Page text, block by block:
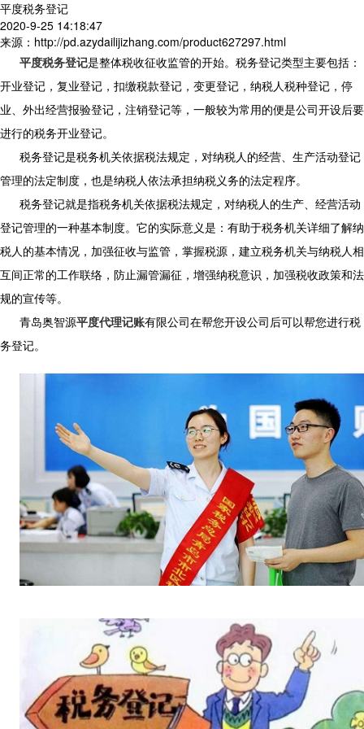
平度税务登记
2020-9-25 14:18:47
来源：http://pd.azydailijizhang.com/product627297.html
平度税务登记是整体税收征收监管的开始。税务登记类型主要包括：
开业登记，复业登记，扣缴税款登记，变更登记，纳税人税种登记，停
业、外出经营报验登记，注销登记等，一般较为常用的便是公司开设后要
进行的税务开业登记。
税务登记是税务机关依据税法规定，对纳税人的经营、生产活动登记
管理的法定制度，也是纳税人依法承担纳税义务的法定程序。
税务登记就是指税务机关依据税法规定，对纳税人的生产、经营活动
登记管理的一种基本制度。它的实际意义是：有助于税务机关详细了解纳
税人的基本情况，加强征收与监管，掌握税源，建立税务机关与纳税人相
互间正常的工作联络，防止漏管漏征，增强纳税意识，加强税收政策和法
规的宣传等。
青岛奥智源平度代理记账有限公司在帮您开设公司后可以帮您进行税
务登记。